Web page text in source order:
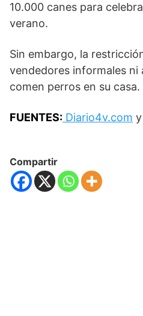
10.000 canes para
verano.
Sin embargo, la
vendedores informales ni
comen perros en su casa.
FUENTES: Diario4v.com y
Compartir